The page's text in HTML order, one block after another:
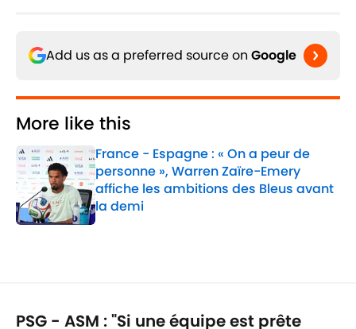
Add us as a preferred source on Google
More like this
France - Espagne : « On a peur de
personne », Warren Zaïre-Emery
affiche les ambitions des Bleus avant
la demi
Published by on Invalid Date
PSG - ASM : "Si une équipe est prête